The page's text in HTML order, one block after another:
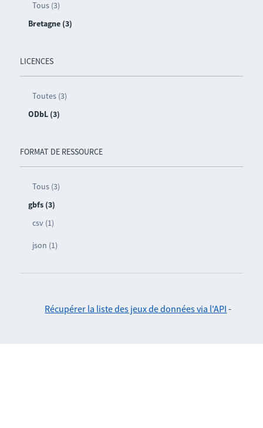
Tous (3)
Bretagne (3)
LICENCES
Toutes (3)
ODbL (3)
FORMAT DE RESSOURCE
Tous (3)
gbfs (3)
csv (1)
json (1)
Récupérer la liste des jeux de données via l'API -